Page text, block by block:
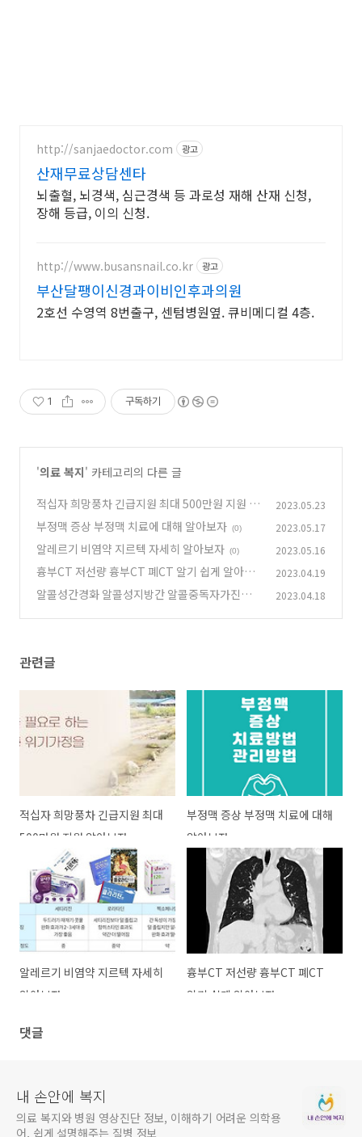
http://sanjaedoctor.com 광고
산재무료상담센타
뇌출혈, 뇌경색, 심근경색 등 과로성 재해 산재 신청,
장해 등급, 이의 신청.
http://www.busansnail.co.kr 광고
부산달팽이신경과이비인후과의원
2호선 수영역 8번출구, 센텀병원옆. 큐비메디컬 4층.
1 구독하기
'의료 복지' 카테고리의 다른 글
적십자 희망풍차 긴급지원 최대 500만원 지원 알
아보자
(0)
2023.05.23
부정맥 증상 부정맥 치료에 대해 알아보자 (0) 2023.05.17
알레르기 비염약 지르텍 자세히 알아보자 (0) 2023.05.16
흉부CT 저선량 흉부CT 폐CT 알기 쉽게 알아보
자 (0)
2023.04.19
알콜성간경화 알콜성지방간 알콜중독자가진단
2023.04.18
관련글
적십자 희망풍차 긴급지원 최대
500만원 지원 알아보자
부정맥 증상 부정맥 치료에 대해
알아보자
알레르기 비염약 지르텍 자세히
알아보자
흉부CT 저선량 흉부CT 폐CT
알기 쉽게 알아보자
댓글
내 손안에 복지
의료 복지와 병원 영상진단 정보, 이해하기 어려운 의학용
어, 쉽게 설명해주는 질병 정보